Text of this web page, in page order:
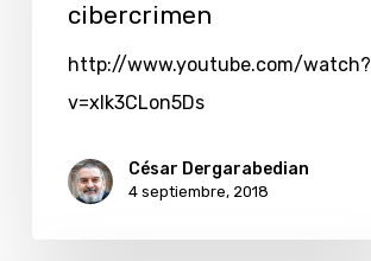
cibercrimen
http://www.youtube.com/watch?
v=xIk3CLon5Ds
César Dergarabedian
4 septiembre, 2018